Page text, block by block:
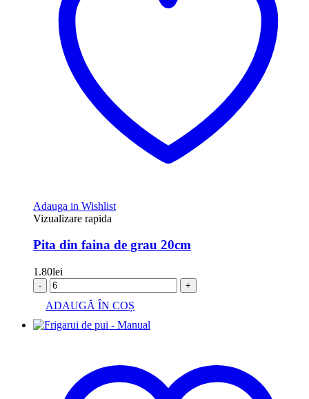
Adauga in Wishlist
Vizualizare rapida
Pita din faina de grau 20cm
1.80lei
- +
ADAUGĂ ÎN COȘ